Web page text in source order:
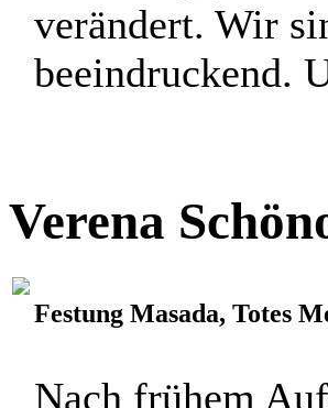
verändert. Wir
beeindruckend.
Verena
Festung Masada, Totes
Nach frühem